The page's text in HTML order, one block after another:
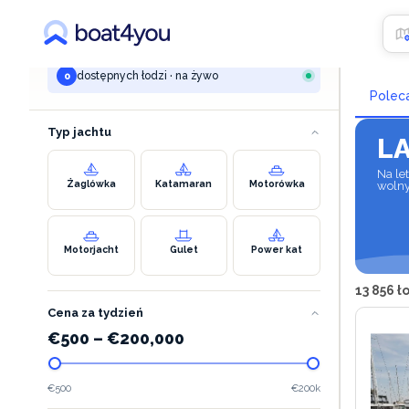
TWOJE WYSZUKIWANIE
marina lav - podstrana
0 dostępnych łodzi · na żywo
Typ jachtu
Żaglówka Katamaran Motorówka
Motorjacht Gulet Power kat
Cena za tydzień
€500 – €200,000
€500 €200k
Na
13 856